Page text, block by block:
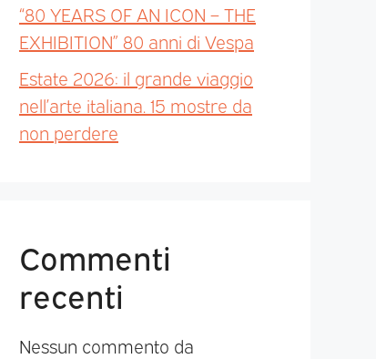
“80 YEARS OF AN ICON – THE
EXHIBITION” 80 anni di Vespa
Estate 2026: il grande viaggio
nell’arte italiana. 15 mostre da
non perdere
Commenti
recenti
Nessun commento da